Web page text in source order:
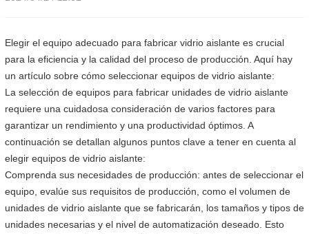
Elegir el equipo adecuado para fabricar vidrio aislante es crucial
para la eficiencia y la calidad del proceso de producción. Aquí hay
un artículo sobre cómo seleccionar equipos de vidrio aislante:
La selección de equipos para fabricar unidades de vidrio aislante
requiere una cuidadosa consideración de varios factores para
garantizar un rendimiento y una productividad óptimos. A
continuación se detallan algunos puntos clave a tener en cuenta al
elegir equipos de vidrio aislante:
Comprenda sus necesidades de producción: antes de seleccionar el
equipo, evalúe sus requisitos de producción, como el volumen de
unidades de vidrio aislante que se fabricarán, los tamaños y tipos de
unidades necesarias y el nivel de automatización deseado. Esto